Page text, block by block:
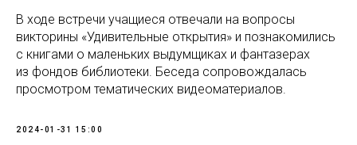
В ходе встречи учащиеся отвечали на вопросы
викторины «Удивительные открытия» и познакомились
с книгами о маленьких выдумщиках и фантазерах
из фондов библиотеки. Беседа сопровождалась
просмотром тематических видеоматериалов.
2024-01-31 15:00